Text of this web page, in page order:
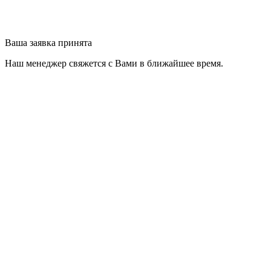
Ваша заявка принята
Наш менеджер свяжется с Вами в ближайшее время.